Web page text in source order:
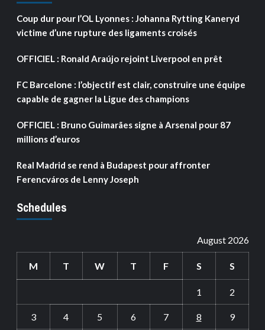
Coup dur pour l’OL Lyonnes : Johanna Rytting Kaneryd
victime d’une rupture des ligaments croisés
OFFICIEL : Ronald Araújo rejoint Liverpool en prêt
FC Barcelone : l’objectif est clair, construire une équipe
capable de gagner la Ligue des champions
OFFICIEL : Bruno Guimarães signe à Arsenal pour 87
millions d’euros
Real Madrid se rend à Budapest pour affronter
Ferencváros de Lenny Joseph
Schedules
August 2026
M T W T F S S
1 2
3 4 5 6 7 8 9